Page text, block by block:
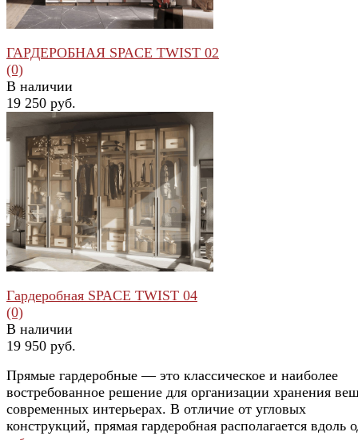
избранное сравнить
ГАРДЕРОБНАЯ SPACE TWIST 02
(0)
В наличии
19 250 руб.
Гардеробная SPACE TWIST 04
(0)
В наличии
19 950 руб.
Прямые гардеробные — это классическое и наиболее
востребованное решение для организации хранения
современных интерьерах. В отличие от угловых
конструкций, прямая гардеробная располагается вдоль